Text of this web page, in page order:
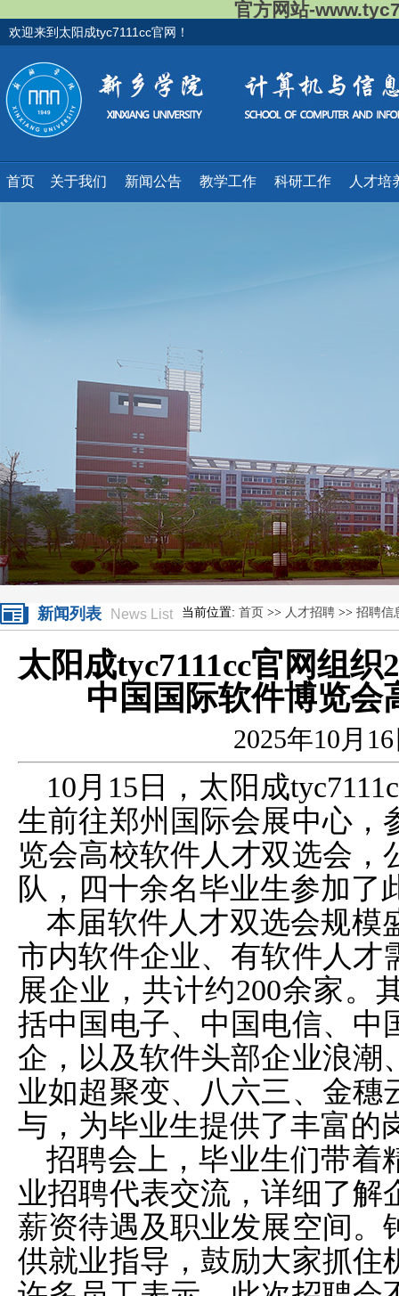
官方网站-
欢迎来到太阳成tyc7111cc官网！
首页 关于我们 新闻公告 教学工作 科研工作 人才培
新闻列表 News List 当前位置: 首页 >> 人才招聘 >> 招聘信
太阳成tyc7111cc官网组
中国国际软件博览会
2025年10月
10月15日，太阳成
生前往郑州国际会展中心，
览会高校软件人才双选会
队，四十余名毕业生参加了
本届软件人才双选会规模
市内软件企业、有软件人才
展企业，共计约200余家。
括中国电子、中国电信、中
企，以及软件头部企业浪潮
业如超聚变、八六三、金穗
与，为毕业生提供了丰富的
招聘会上，毕业生们带着
业招聘代表交流，详细了解
薪资待遇及职业发展空间。
供就业指导，鼓励大家抓住